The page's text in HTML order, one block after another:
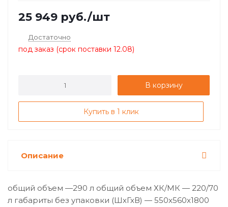
25 949 руб./шт
Достаточно
под заказ (срок поставки 12.08)
В корзину
Купить в 1 клик
Описание
общий объем —290 л общий объем ХК/МК — 220/70
л габариты без упаковки (ШхГхВ) — 550x560x1800